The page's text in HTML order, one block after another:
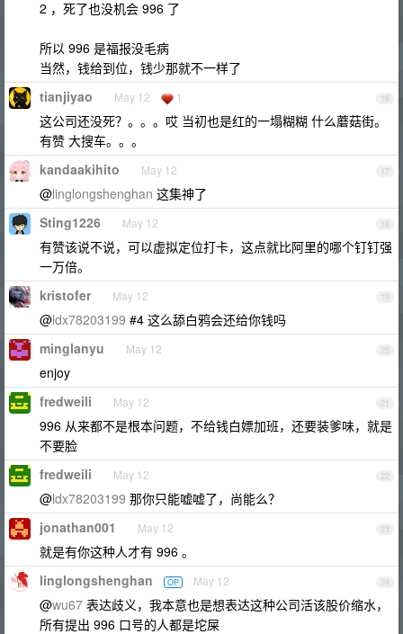
2 ，死了也没机会 996 了
所以 996 是福报没毛病
当然，钱给到位，钱少那就不一样了
16
tianjiyao May 12 1
这公司还没死？。。。哎 当初也是红的一塌糊糊 什么蘑菇街。
有赞 大搜车。。。
17
kandaakihito May 12
@linglongshenghan 这集神了
18
Sting1226 May 12
有赞该说不说，可以虚拟定位打卡，这点就比阿里的哪个钉钉强
一万倍。
19
kristofer May 12
@ldx78203199 #4 这么舔白鸦会还给你钱吗
20
minglanyu May 12
enjoy
21
fredweili May 12
996 从来都不是根本问题，不给钱白嫖加班，还要装爹味，就是
不要脸
22
fredweili May 12
@ldx78203199 那你只能嘘嘘了，尚能么？
23
jonathan001 May 12
就是有你这种人才有 996 。
24
linglongshenghan OP May 12
@wu67 表达歧义，我本意也是想表达这种公司活该股价缩水，
所有提出 996 口号的人都是坨屎